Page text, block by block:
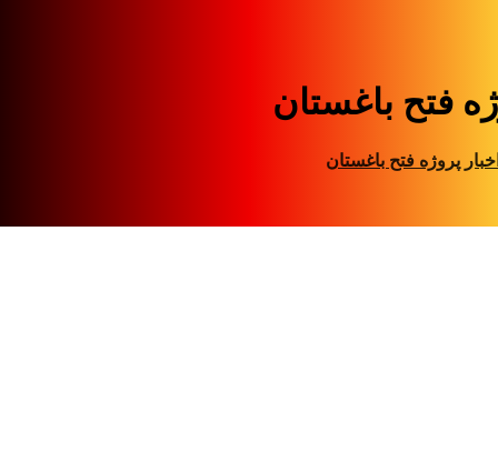
فتح باغستان
پروژه فتح باغستان